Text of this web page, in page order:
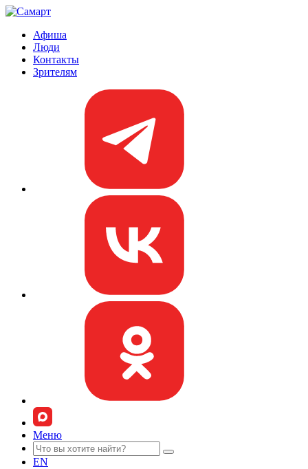
Афиша
Люди
Контакты
Зрителям
Меню
EN